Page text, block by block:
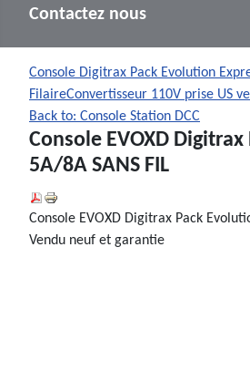
Contactez nous
Console Digitrax Pack Evolution
FilaireConvertisseur 110V prise US
Back to: Console Station DCC
Console EVOXD
5A/8A SANS FIL
Console EVOXD Digitrax Pack
Vendu neuf et garantie